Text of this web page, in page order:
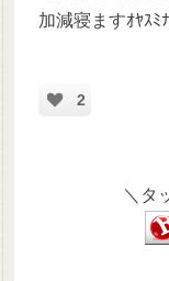
加減寝ますｵﾔｽﾐ
2
＼タ